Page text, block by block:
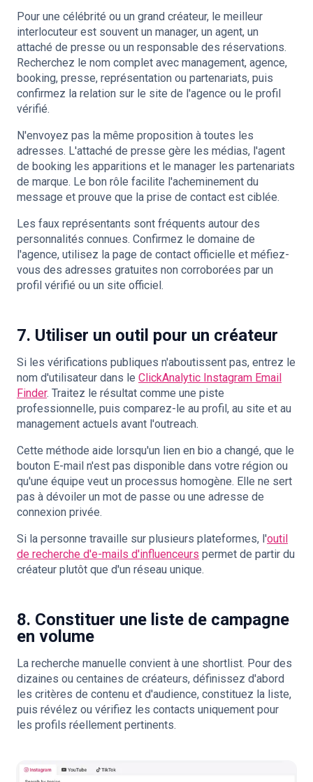
Pour une célébrité ou un grand créateur, le meilleur
interlocuteur est souvent un manager, un agent, un
attaché de presse ou un responsable des réservations.
Recherchez le nom complet avec management, agence,
booking, presse, représentation ou partenariats, puis
confirmez la relation sur le site de l'agence ou le profil
vérifié.
N'envoyez pas la même proposition à toutes les
adresses. L'attaché de presse gère les médias, l'agent
de booking les apparitions et le manager les partenariats
de marque. Le bon rôle facilite l'acheminement du
message et prouve que la prise de contact est ciblée.
Les faux représentants sont fréquents autour des
personnalités connues. Confirmez le domaine de
l'agence, utilisez la page de contact officielle et méfiez-
vous des adresses gratuites non corroborées par un
profil vérifié ou un site officiel.
7. Utiliser un outil pour un créateur
Si les vérifications publiques n'aboutissent pas, entrez le
nom d'utilisateur dans le ClickAnalytic Instagram Email
Finder. Traitez le résultat comme une piste
professionnelle, puis comparez-le au profil, au site et au
management actuels avant l'outreach.
Cette méthode aide lorsqu'un lien en bio a changé, que le
bouton E-mail n'est pas disponible dans votre région ou
qu'une équipe veut un processus homogène. Elle ne sert
pas à dévoiler un mot de passe ou une adresse de
connexion privée.
Si la personne travaille sur plusieurs plateformes, l'outil
de recherche d'e-mails d'influenceurs permet de partir du
créateur plutôt que d'un réseau unique.
8. Constituer une liste de campagne
en volume
La recherche manuelle convient à une shortlist. Pour des
dizaines ou centaines de créateurs, définissez d'abord
les critères de contenu et d'audience, constituez la liste,
puis révélez ou vérifiez les contacts uniquement pour
les profils réellement pertinents.